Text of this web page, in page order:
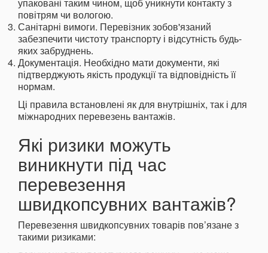
повітрям чи вологою.
Санітарні вимоги. Перевізник зобов'язаний
забезпечити чистоту транспорту і відсутність будь-
яких забруднень.
Документація. Необхідно мати документи, які
підтверджують якість продукції та відповідність її
нормам.
Ці правила встановлені як для внутрішніх, так і для
міжнародних перевезень вантажів.
Які ризики можуть
виникнути під час
перевезення
швидкопсувних вантажів?
Перевезення швидкопсувних товарів пов’язане з
такими ризиками: